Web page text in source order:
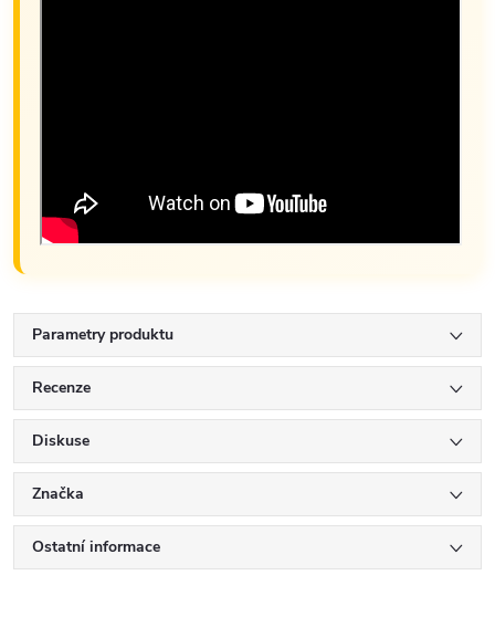
Parametry produktu
Recenze
Diskuse
Značka
Ostatní informace